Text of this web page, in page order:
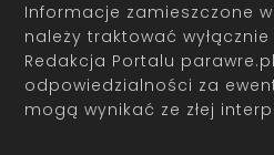
Informacje zamieszczone
należy traktować
Redakcja Portalu
odpowiedzialności za
mogą wynikać ze złej